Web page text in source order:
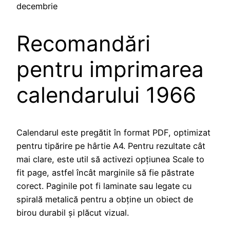
decembrie
Recomandări
pentru imprimarea
calendarului 1966
Calendarul este pregătit în format PDF, optimizat
pentru tipărire pe hârtie A4. Pentru rezultate cât
mai clare, este util să activezi opțiunea Scale to
fit page, astfel încât marginile să fie păstrate
corect. Paginile pot fi laminate sau legate cu
spirală metalică pentru a obține un obiect de
birou durabil și plăcut vizual.